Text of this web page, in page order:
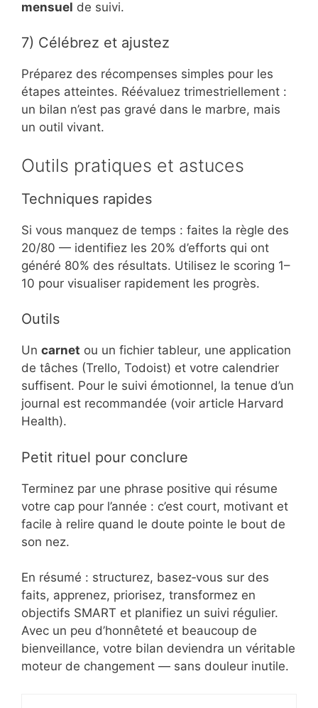
mensuel de suivi.
7) Célébrez et ajustez
Préparez des récompenses simples pour les
étapes atteintes. Réévaluez trimestriellement :
un bilan n’est pas gravé dans le marbre, mais
un outil vivant.
Outils pratiques et astuces
Techniques rapides
Si vous manquez de temps : faites la règle des
20/80 — identifiez les 20% d’efforts qui ont
généré 80% des résultats. Utilisez le scoring 1–
10 pour visualiser rapidement les progrès.
Outils
Un carnet ou un fichier tableur, une application
de tâches (Trello, Todoist) et votre calendrier
suffisent. Pour le suivi émotionnel, la tenue d’un
journal est recommandée (voir article Harvard
Health).
Petit rituel pour conclure
Terminez par une phrase positive qui résume
votre cap pour l’année : c’est court, motivant et
facile à relire quand le doute pointe le bout de
son nez.
En résumé : structurez, basez‑vous sur des
faits, apprenez, priorisez, transformez en
objectifs SMART et planifiez un suivi régulier.
Avec un peu d’honnêteté et beaucoup de
bienveillance, votre bilan deviendra un véritable
moteur de changement — sans douleur inutile.